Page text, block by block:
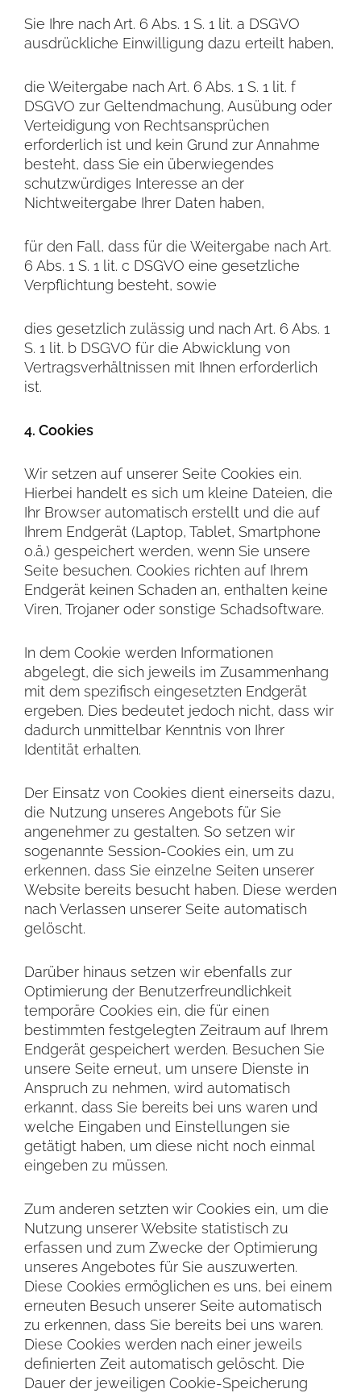
Sie Ihre nach Art. 6 Abs. 1 S. 1 lit. a DSGVO
ausdrückliche Einwilligung dazu erteilt haben,
die Weitergabe nach Art. 6 Abs. 1 S. 1 lit. f
DSGVO zur Geltendmachung, Ausübung oder
Verteidigung von Rechtsansprüchen
erforderlich ist und kein Grund zur Annahme
besteht, dass Sie ein überwiegendes
schutzwürdiges Interesse an der
Nichtweitergabe Ihrer Daten haben,
für den Fall, dass für die Weitergabe nach Art.
6 Abs. 1 S. 1 lit. c DSGVO eine gesetzliche
Verpflichtung besteht, sowie
dies gesetzlich zulässig und nach Art. 6 Abs. 1
S. 1 lit. b DSGVO für die Abwicklung von
Vertragsverhältnissen mit Ihnen erforderlich
ist.
4. Cookies
Wir setzen auf unserer Seite Cookies ein.
Hierbei handelt es sich um kleine Dateien, die
Ihr Browser automatisch erstellt und die auf
Ihrem Endgerät (Laptop, Tablet, Smartphone
o.ä.) gespeichert werden, wenn Sie unsere
Seite besuchen. Cookies richten auf Ihrem
Endgerät keinen Schaden an, enthalten keine
Viren, Trojaner oder sonstige Schadsoftware.
In dem Cookie werden Informationen
abgelegt, die sich jeweils im Zusammenhang
mit dem spezifisch eingesetzten Endgerät
ergeben. Dies bedeutet jedoch nicht, dass wir
dadurch unmittelbar Kenntnis von Ihrer
Identität erhalten.
Der Einsatz von Cookies dient einerseits dazu,
die Nutzung unseres Angebots für Sie
angenehmer zu gestalten. So setzen wir
sogenannte Session-Cookies ein, um zu
erkennen, dass Sie einzelne Seiten unserer
Website bereits besucht haben. Diese werden
nach Verlassen unserer Seite automatisch
gelöscht.
Darüber hinaus setzen wir ebenfalls zur
Optimierung der Benutzerfreundlichkeit
temporäre Cookies ein, die für einen
bestimmten festgelegten Zeitraum auf Ihrem
Endgerät gespeichert werden. Besuchen Sie
unsere Seite erneut, um unsere Dienste in
Anspruch zu nehmen, wird automatisch
erkannt, dass Sie bereits bei uns waren und
welche Eingaben und Einstellungen sie
getätigt haben, um diese nicht noch einmal
eingeben zu müssen.
Zum anderen setzten wir Cookies ein, um die
Nutzung unserer Website statistisch zu
erfassen und zum Zwecke der Optimierung
unseres Angebotes für Sie auszuwerten.
Diese Cookies ermöglichen es uns, bei einem
erneuten Besuch unserer Seite automatisch
zu erkennen, dass Sie bereits bei uns waren.
Diese Cookies werden nach einer jeweils
definierten Zeit automatisch gelöscht. Die
Dauer der jeweiligen Cookie-Speicherung